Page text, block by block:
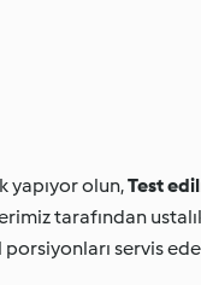
yapıyor olun,Test
tarafından
servis